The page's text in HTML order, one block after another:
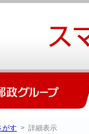
がす > 詳細表示